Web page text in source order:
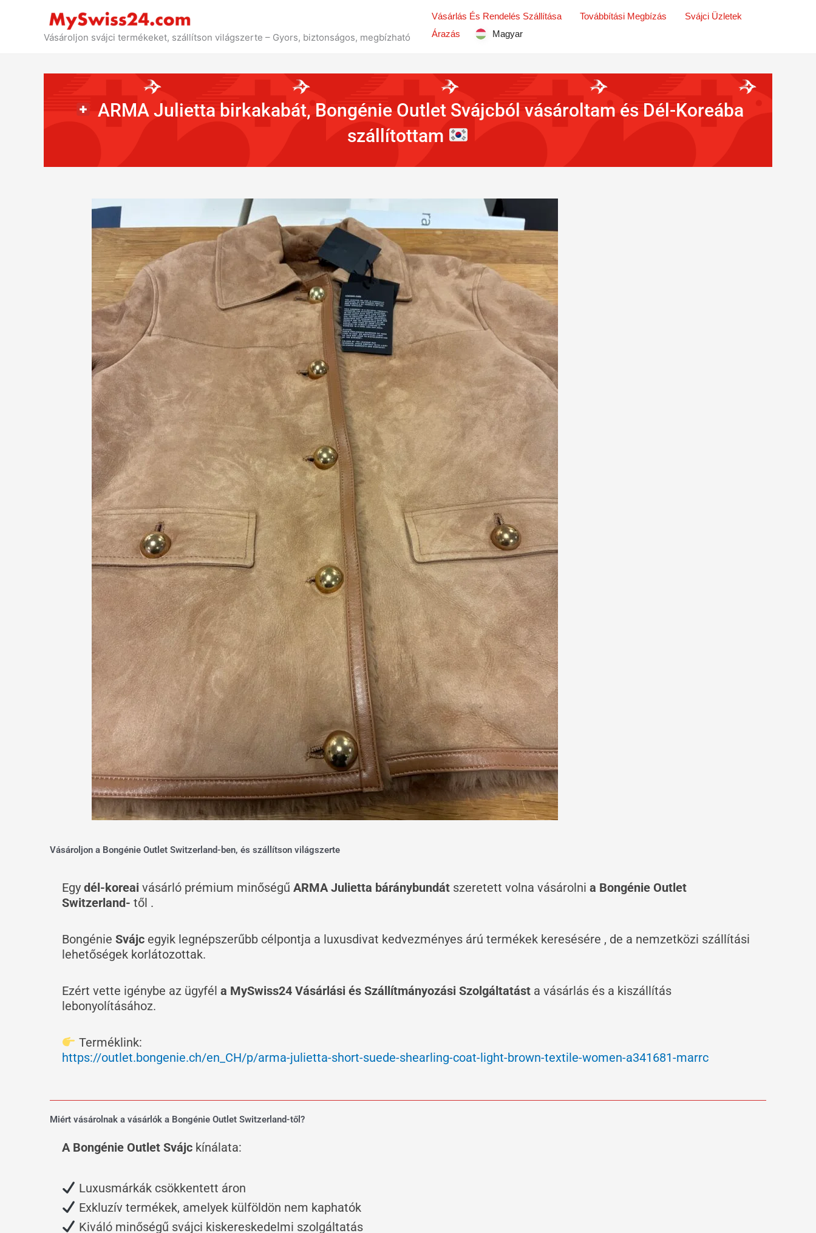
tartalomhozVásároljon svájci termékeket, szállítson világszerte – Gyors, biztonságos, megbízható
Vásárlás És Rendelés Szállítása Továbbítási Megbízás
Svájci Üzletek
Árazás
Magyar
ARMA Julietta birkakabát, Bongénie Outlet Svájcból vásároltam és Dél-Koreába
szállítottam
Vásároljon a Bongénie Outlet Switzerland-ben, és szállítson világszerte
Egy dél-koreai vásárló prémium minőségű ARMA Julietta báránybundát szeretett volna vásárolni a Bongénie Outlet
Switzerland- től .
Bongénie Svájc egyik legnépszerűbb célpontja a luxusdivat kedvezményes árú termékek keresésére , de a nemzetközi szállítási
lehetőségek korlátozottak.
Ezért vette igénybe az ügyfél a MySwiss24 Vásárlási és Szállítmányozási Szolgáltatást a vásárlás és a kiszállítás
lebonyolításához.
Terméklink:
https://outlet.bongenie.ch/en_CH/p/arma-julietta-short-suede-shearling-coat-light-brown-textile-women-a341681-marrc
Miért vásárolnak a vásárlók a Bongénie Outlet Switzerland-től?
A Bongénie Outlet Svájc kínálata:
Luxusmárkák csökkentett áron
Exkluzív termékek, amelyek külföldön nem kaphatók
Kiváló minőségű svájci kiskereskedelmi szolgáltatás